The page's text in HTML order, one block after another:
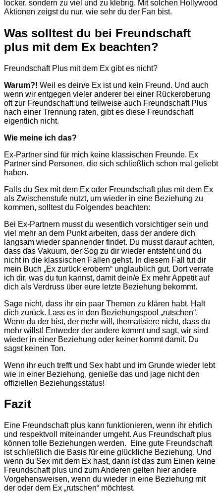
locker, sondern zu viel und zu klebrig. Mit solchen Hollywood
Aktionen zeigst du nur, wie sehr du der Fan bist.
Was solltest du bei Freundschaft
plus mit dem Ex beachten?
Freundschaft Plus mit dem Ex gibt es nicht?
Warum?! Weil es dein/e Ex ist und kein Freund. Und auch
wenn wir entgegen vieler anderer bei einer Rückeroberung
oft zur Freundschaft und teilweise auch Freundschaft Plus
nach einer Trennung raten, gibt es diese Freundschaft
eigentlich nicht.
Wie meine ich das?
Ex-Partner sind für mich keine klassischen Freunde. Ex
Partner sind Personen, die sich schließlich schon mal geliebt
haben.
Falls du Sex mit dem Ex oder Freundschaft plus mit dem Ex
als Zwischenstufe nutzt, um wieder in eine Beziehung zu
kommen, solltest du Folgendes beachten:
Bei Ex-Partnern musst du wesentlich vorsichtiger sein und
viel mehr an dem Punkt arbeiten, dass der andere dich
langsam wieder spannender findet. Du musst darauf achten,
dass das Vakuum, der Sog zu dir wieder entsteht und du
nicht in die klassischen Fallen gehst. In diesem Fall tut dir
mein Buch „Ex zurück erobern“ unglaublich gut. Dort verrate
ich dir, was du tun kannst, damit dein/e Ex mehr Appetit auf
dich als Verdruss über eure letzte Beziehung bekommt.
Sage nicht, dass ihr ein paar Themen zu klären habt. Halt
dich zurück. Lass es in den Beziehungspool „rutschen“.
Wenn du der bist, der mehr will, thematisiere nicht, dass du
mehr willst! Entweder der andere kommt und sagt, wir sind
wieder in einer Beziehung oder keiner kommt damit. Du
sagst keinen Ton.
Wenn ihr euch trefft und Sex habt und im Grunde wieder lebt
wie in einer Beziehung, genieße das und jage nicht den
offiziellen Beziehungsstatus!
Fazit
Eine Freundschaft plus kann funktionieren, wenn ihr ehrlich
und respektvoll miteinander umgeht. Aus Freundschaft plus
können tolle Beziehungen werden. Eine gute Freundschaft
ist schließlich die Basis für eine glückliche Beziehung. Und
wenn du Sex mit dem Ex hast, dann ist das zum Einen keine
Freundschaft plus und zum Anderen gelten hier andere
Vorgehensweisen, wenn du wieder in eine Beziehung mit
der oder dem Ex „rutschen“ möchtest.